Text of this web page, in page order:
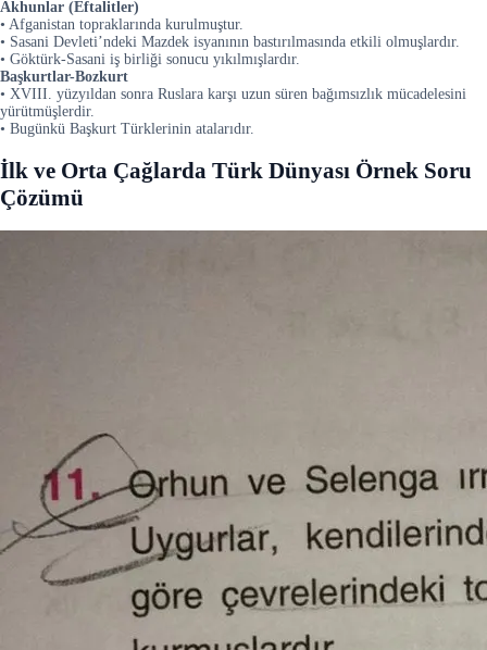
Akhunlar (Eftalitler)
• Afganistan topraklarında kurulmuştur.
• Sasani Devleti’ndeki Mazdek isyanının bastırılmasında etkili olmuşlardır.
• Göktürk-Sasani iş birliği sonucu yıkılmışlardır.
Başkurtlar-Bozkurt
• XVIII. yüzyıldan sonra Ruslara karşı uzun süren bağımsızlık mücadelesini
yürütmüşlerdir.
• Bugünkü Başkurt Türklerinin atalarıdır.
İlk ve Orta Çağlarda Türk Dünyası Örnek Soru
Çözümü